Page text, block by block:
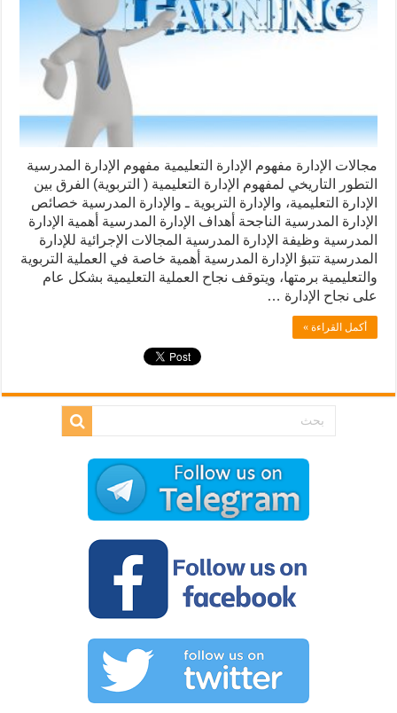
مجالات الإدارة مفهوم الإدارة التعليمية مفهوم الإدارة المدرسية
التطور التاريخي لمفهوم الإدارة التعليمية ( التربوية) الفرق بين
الإدارة التعليمية، والإدارة التربوية ـ والإدارة المدرسية خصائص
الإدارة المدرسية الناجحة أهداف الإدارة المدرسية أهمية الإدارة
المدرسية وظيفة الإدارة المدرسية المجالات الإجرائية للإدارة
المدرسية تتبؤ الإدارة المدرسية أهمية خاصة في العملية التربوية
والتعليمية برمتها، ويتوقف نجاح العملية التعليمية بشكل عام
على نجاح الإدارة …
أكمل القراءة »